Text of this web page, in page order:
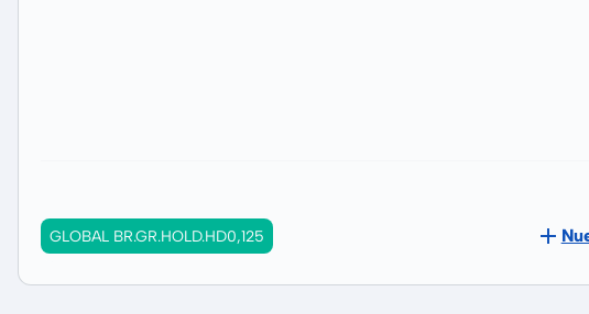
GLOBAL BR.GR.HOLD.HD0,125